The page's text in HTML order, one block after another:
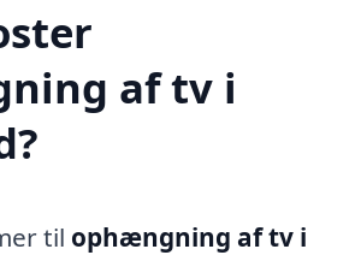
af tv i
til ophængning af tv i